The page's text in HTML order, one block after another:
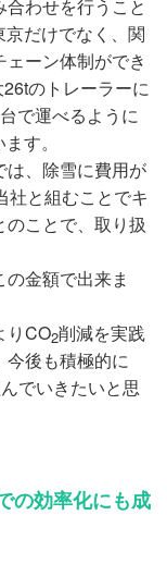
わせを行うこと
だけでなく、関
ーン体制ができ
のトレーラーに
で運べるように
す。
、除雪に費用が
社と組むことでキ
ことで、取り扱
金額で出来ま
りCO2削減を実践
今後も積極的に
でいきたいと思
の効率化にも成